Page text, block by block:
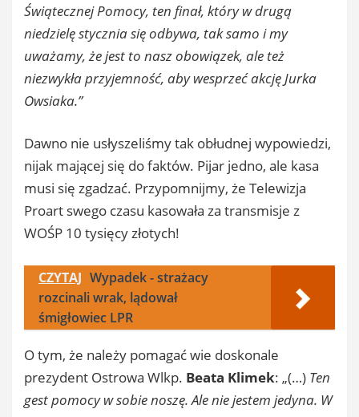
Świątecznej Pomocy, ten finał, który w drugą
niedzielę stycznia się odbywa, tak samo i my
uważamy, że jest to nasz obowiązek, ale też
niezwykła przyjemność, aby wesprzeć akcję Jurka
Owsiaka.”
Dawno nie usłyszeliśmy tak obłudnej wypowiedzi,
nijak mającej się do faktów. Pijar jedno, ale kasa
musi się zgadzać. Przypomnijmy, że Telewizja
Proart swego czasu kasowała za transmisje z
WOŚP 10 tysięcy złotych!
CZYTAJ Wypadek - strażacy
rozcinali wrak, lądował
śmigłowiec LPR
O tym, że należy pomagać wie doskonale
prezydent Ostrowa Wlkp. Beata Klimek: „(…) Ten
gest pomocy w sobie noszę. Ale nie jestem jedyna. W